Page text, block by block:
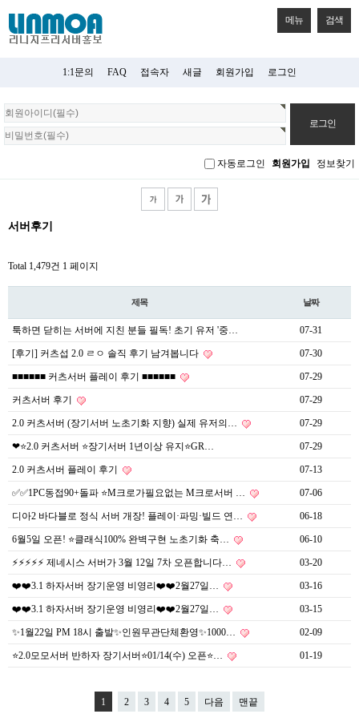
메뉴 검색
1:1문의 FAQ 접속자 새글 회원가입 로그인
회
원
로
자동로그인 회원가입 정보찾기
서버후기
Total 1,479건 1 페이지
제목 날짜
툭하면 닫히는 서버에 지친 분들 필독! 초기 유저 '중… 07-31
[후기] 커츠섭 2.0 ㄹㅇ 솔직 후기 남겨봅니다 07-30
■■■■■■ 커츠서버 플레이 후기 ■■■■■■ 07-29
커츠서버 후기 07-29
2.0 커츠서버 (장기서버 노초기화 지향) 실제 유저의… 07-29
❤⭐️2.0 커츠서버 ⭐️장기서버 1년이상 유지⭐️GR… 07-29
2.0 커츠서버 플레이 후기 07-13
✅✅1PC동접90+돌파 ⭐M크로가필요없는 M크로서버 … 07-06
디아2 바다블로 정식 서버 개장! 플레이·파밍·빌드 연… 06-18
6월5일 오픈! ⭐️클래식100% 완벽구현 노초기화 축… 06-10
⚡⚡⚡⚡⚡ 제네시스 서버가 3월 12일 7차 오픈합니다… 03-20
❤️❤️3.1 하자서버 장기운영 비영리❤️❤️2월27일… 03-16
❤️❤️3.1 하자서버 장기운영 비영리❤️❤️2월27일… 03-15
✨1월22일 PM 18시 출발✨인원무관단체환영✨1000… 02-09
⭐2.0모모서버 반하자 장기서버⭐01/14(수) 오픈⭐… 01-19
1 2 3 4 5 다음 맨끝